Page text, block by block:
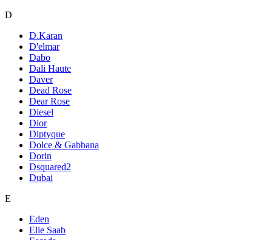
D
D.Karan
D'elmar
Dabo
Dali Haute
Daver
Dead Rose
Dear Rose
Diesel
Dior
Diptyque
Dolce & Gabbana
Dorin
Dsquared2
Dubai
E
Eden
Elie Saab